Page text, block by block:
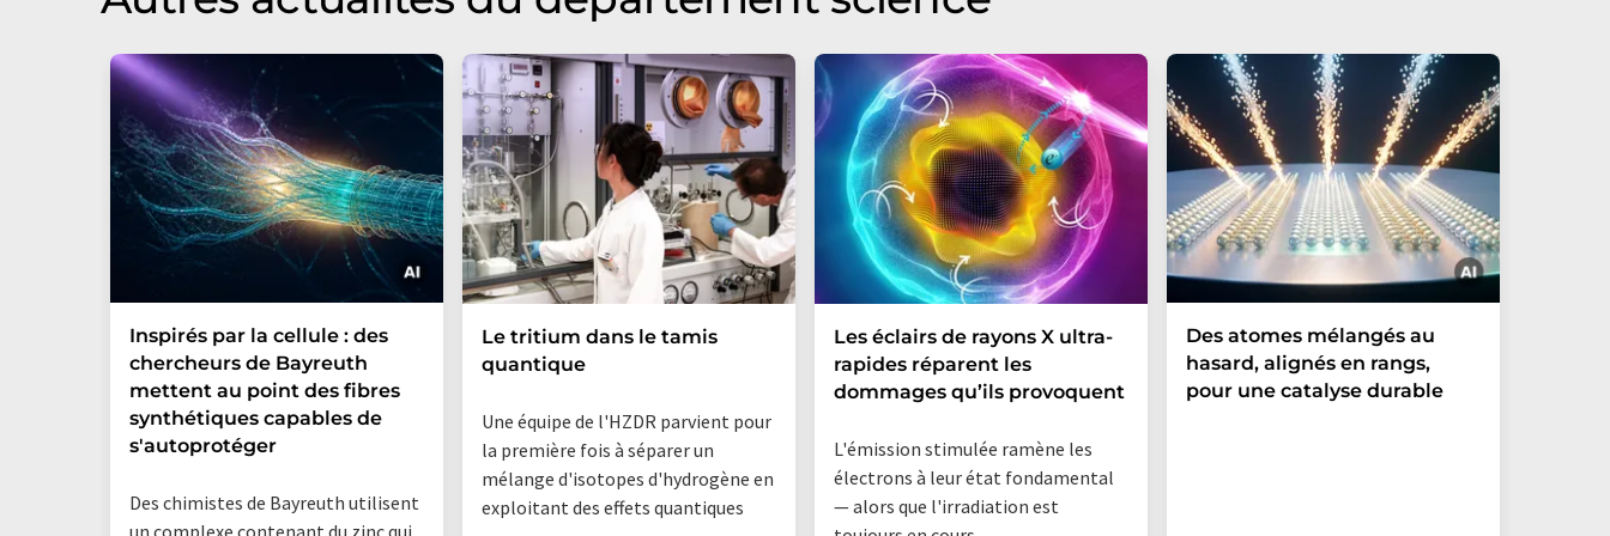
Inspirés par la cellule : des
chercheurs de Bayreuth
mettent au point des fibres
synthétiques capables de
s'autoprotéger
Des chimistes de Bayreuth utilisent
Le tritium dans le tamis
quantique
Une équipe de l'HZDR parvient pour
la première fois à séparer un
mélange d'isotopes d'hydrogène en
exploitant des effets quantiques
Les éclairs de rayons X ultra-
rapides réparent les
dommages qu’ils provoquent
L'émission stimulée ramène les
électrons à leur état fondamental
— alors que l'irradiation est
Des atomes mélangés au
hasard, alignés en rangs,
pour une catalyse durable